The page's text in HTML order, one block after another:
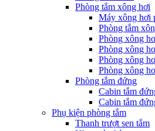
Phòng tắm xông hơi
Máy xông hơi
Phòng tắm
Phòng xông
Phòng xông
Phòng xông
Phòng xông
Phòng tắm đứng
Cabin tắm
Cabin tắm
Phụ kiện phòng tắm
Thanh trượt sen tắm